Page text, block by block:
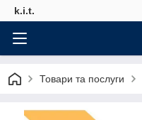
k.i.t.
Товари та послуги